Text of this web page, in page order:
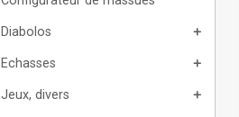
Diabolos add
Echasses add
Jeux, divers add